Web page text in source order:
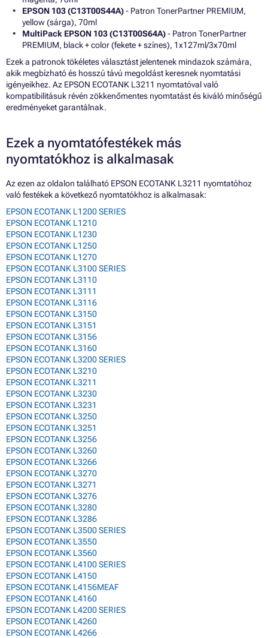
EPSON 103 (C13T00S44A)- Patron TonerPartner PREMIUM,
yellow (sárga), 70ml
MultiPack EPSON 103 (C13T00S64A)- Patron TonerPartner
PREMIUM, black + color (fekete + színes), 1x127ml/3x70ml
Ezek a patronok tökéletes választást jelentenek mindazok számára,
akik megbízható és hosszú távú megoldást keresnek nyomtatási
igényeikhez. Az EPSON ECOTANK L3211 nyomtatóval való
kompatibilitásuk révén zökkenőmentes nyomtatást és kiváló minőségű
eredményeket garantálnak.
Ezek a nyomtatófestékek más
nyomtatókhoz is alkalmasak
Az ezen az oldalon található EPSON ECOTANK L3211 nyomtatóhoz
való festékek a következő nyomtatókhoz is alkalmasak:
EPSON ECOTANK L1200 SERIES
EPSON ECOTANK L1210
EPSON ECOTANK L1230
EPSON ECOTANK L1250
EPSON ECOTANK L1270
EPSON ECOTANK L3100 SERIES
EPSON ECOTANK L3110
EPSON ECOTANK L3111
EPSON ECOTANK L3116
EPSON ECOTANK L3150
EPSON ECOTANK L3151
EPSON ECOTANK L3156
EPSON ECOTANK L3160
EPSON ECOTANK L3200 SERIES
EPSON ECOTANK L3210
EPSON ECOTANK L3211
EPSON ECOTANK L3230
EPSON ECOTANK L3231
EPSON ECOTANK L3250
EPSON ECOTANK L3251
EPSON ECOTANK L3256
EPSON ECOTANK L3260
EPSON ECOTANK L3266
EPSON ECOTANK L3270
EPSON ECOTANK L3271
EPSON ECOTANK L3276
EPSON ECOTANK L3280
EPSON ECOTANK L3286
EPSON ECOTANK L3500 SERIES
EPSON ECOTANK L3550
EPSON ECOTANK L3560
EPSON ECOTANK L4100 SERIES
EPSON ECOTANK L4150
EPSON ECOTANK L4156MEAF
EPSON ECOTANK L4160
EPSON ECOTANK L4200 SERIES
EPSON ECOTANK L4260
EPSON ECOTANK L4266